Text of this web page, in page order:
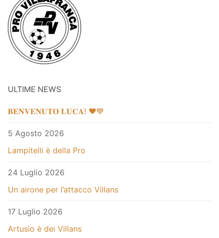
ULTIME NEWS
𝐁𝐄𝐍𝐕𝐄𝐍𝐔𝐓𝐎 𝐋𝐔𝐂𝐀! ❤️💙
5 Agosto 2026
Lampitelli è della Pro
24 Luglio 2026
Un airone per l’attacco Villans
17 Luglio 2026
Artusio è dei Villans